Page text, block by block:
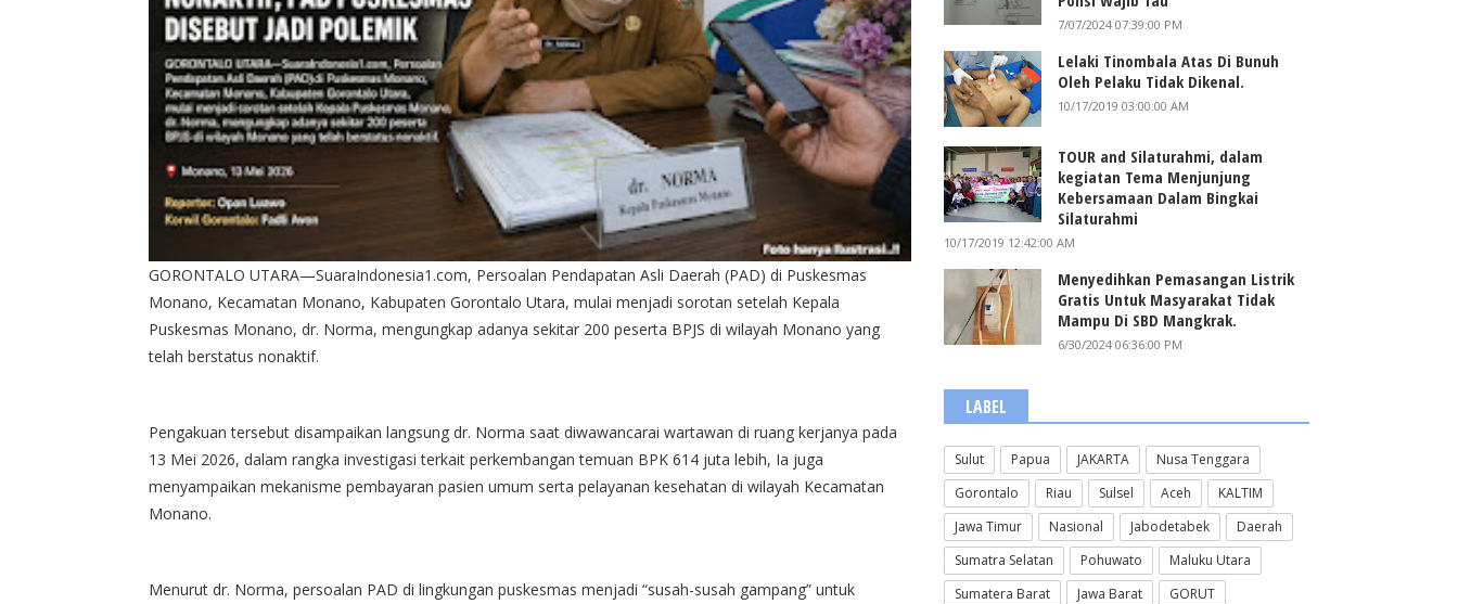
GORONTALO UTARA—SuaraIndonesia1.com, Persoalan Pendapatan Asli Daerah (PAD) di Puskesmas
Monano, Kecamatan Monano, Kabupaten Gorontalo Utara, mulai menjadi sorotan setelah Kepala
Puskesmas Monano, dr. Norma, mengungkap adanya sekitar 200 peserta BPJS di wilayah Monano yang
telah berstatus nonaktif.
Pengakuan tersebut disampaikan langsung dr. Norma saat diwawancarai wartawan di ruang kerjanya pada
13 Mei 2026, dalam rangka investigasi terkait perkembangan temuan BPK 614 juta lebih, Ia juga
menyampaikan mekanisme pembayaran pasien umum serta pelayanan kesehatan di wilayah Kecamatan
Monano.
Menurut dr. Norma, persoalan PAD di lingkungan puskesmas menjadi “susah-susah gampang” untuk
7/07/2024 07:39:00 PM
Lelaki Tinombala Atas Di Bunuh
Oleh Pelaku Tidak Dikenal.
10/17/2019 03:00:00 AM
TOUR and Silaturahmi, dalam
kegiatan Tema Menjunjung
Kebersamaan Dalam Bingkai
Silaturahmi
10/17/2019 12:42:00 AM
Menyedihkan Pemasangan Listrik
Gratis Untuk Masyarakat Tidak
Mampu Di SBD Mangkrak.
6/30/2024 06:36:00 PM
LABEL
Sulut Papua JAKARTA
Nusa Tenggara
Gorontalo
Riau Sulsel Aceh
KALTIM
Jawa Timur
Nasional Jabodetabek
Daerah
Sumatra Selatan
Pohuwato
Maluku Utara
Sumatera Barat
Jawa Barat
GORUT